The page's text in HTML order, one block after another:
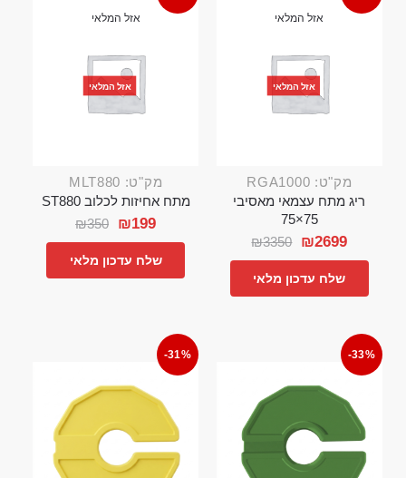
אזל המלאי
אזל המלאי
מק"ט: RGA1000
ריג מתח עצמאי מאסיבי
75×75
₪3350 ₪2699
שלח עדכון מלאי
אזל המלאי
אזל המלאי
מק"ט: MLT880
מתח אחיזות לכלוב ST880
₪350 ₪199
שלח עדכון מלאי
-33%
-31%